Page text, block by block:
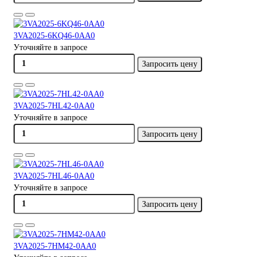
3VA2025-6KQ46-0AA0
Уточняйте в запросе
Запросить цену
3VA2025-7HL42-0AA0
Уточняйте в запросе
Запросить цену
3VA2025-7HL46-0AA0
Уточняйте в запросе
Запросить цену
3VA2025-7HM42-0AA0